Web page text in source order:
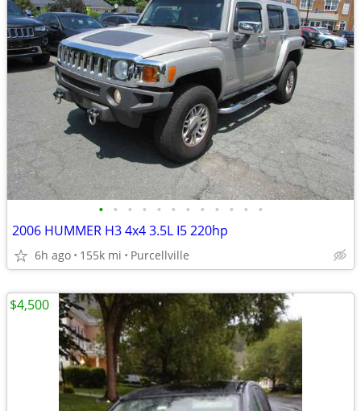
• • • • • • • • • • • •
2006 HUMMER H3 4x4 3.5L I5 220hp
6h ago 155k mi Purcellville
$4,500